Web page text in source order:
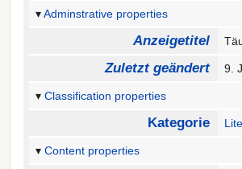
Adminstrative properties
Anzeigetitel
Zuletzt geändert 9.
Classification properties
Kategorie
Content properties